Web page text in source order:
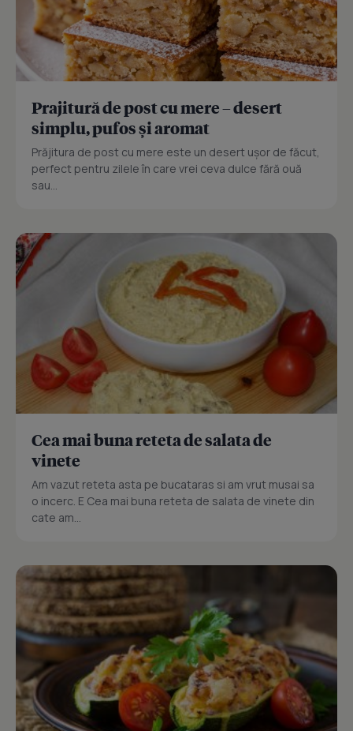
Prajitură de post cu mere – desert
simplu, pufos și aromat
Prăjitura de post cu mere este un desert ușor de făcut,
perfect pentru zilele în care vrei ceva dulce fără ouă
sau...
Cea mai buna reteta de salata de
vinete
Am vazut reteta asta pe bucataras si am vrut musai sa
o incerc. E Cea mai buna reteta de salata de vinete din
cate am...